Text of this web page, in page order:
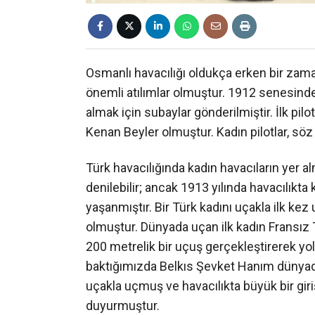
Osmanlı havacılığı oldukça erken bir
önemli atılımlar olmuştur. 1912
almak için subaylar gönderilmiştir. İlk
Kenan Beyler olmuştur. Kadın pilotlar,
Türk havacılığında kadın havacıların
denilebilir; ancak 1913 yılında
yaşanmıştır. Bir Türk kadını uçakla ilk
olmuştur. Dünyada uçan ilk kadın Fransız
200 metrelik bir uçuş gerçekleştirerek
baktığımızda Belkıs Şevket Hanım
uçakla uçmuş ve havacılıkta büyük bir
duyurmuştur.